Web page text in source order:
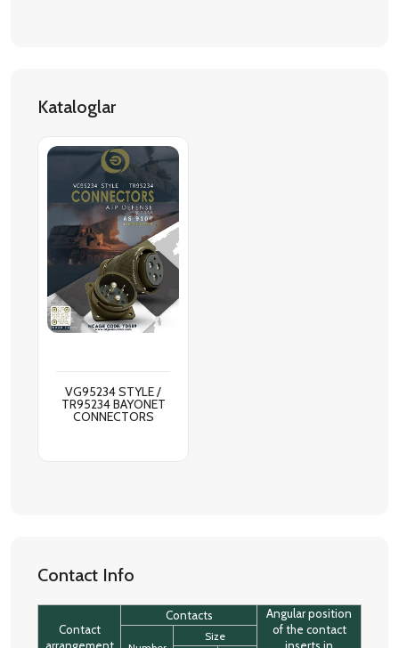
Kataloglar
VG95234 STYLE /
TR95234 BAYONET
CONNECTORS
Contact Info
Contact
Contacts
Angular position
of the contact
Size